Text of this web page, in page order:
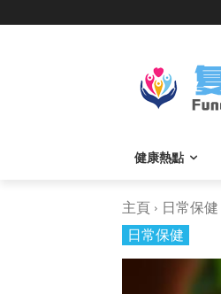
健康熱點
主頁 日常保健
日常保健